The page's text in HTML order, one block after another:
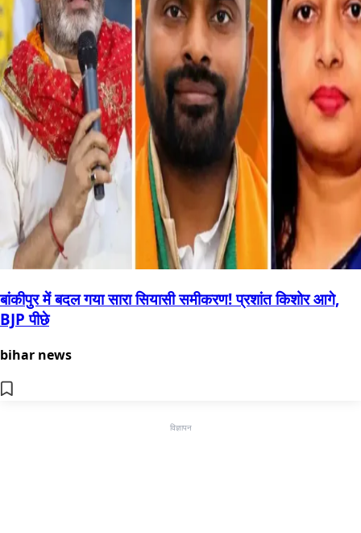
बांकीपुर में बदल गया सारा सियासी समीकरण! प्रशांत किशोर आगे,
BJP पीछे
bihar news
विज्ञापन